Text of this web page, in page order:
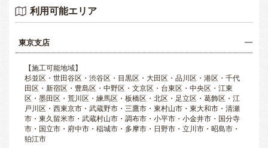
利用可能エリア
東京支店
【施工可能地域】
杉並区・世田谷区・渋谷区・目黒区・大田区・品川区・港区・千代
田区・新宿区・豊島区・中野区・文京区・台東区・中央区・江東
区・墨田区・荒川区・練馬区・板橋区・北区・足立区・葛飾区・江
戸川区・西東京市・武蔵野市・三鷹市・東村山市・東大和市・清瀬
市・東久留米市・武蔵村山市・調布市・小平市・小金井市・国分寺
市・国立市・府中市・稲城市・多摩市・日野市・立川市・昭島市・
狛江市